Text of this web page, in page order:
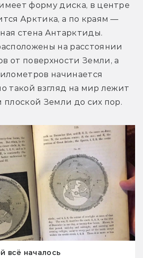
форму диска, в центре
Арктика, а по краям —
стена Антарктиды.
на расстоянии
от поверхности Земли, а
начинается
такой взгляд на мир лежит
плоской Земли до сих пор.
всё началось